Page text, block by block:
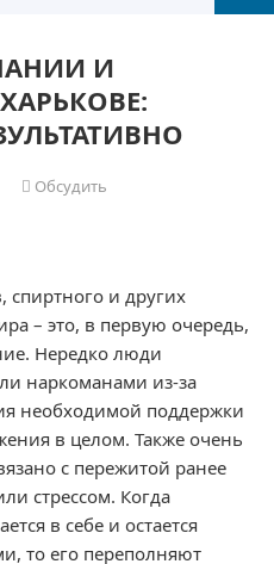
И
Обсудить
спиртного и других
– это, в первую очередь,
Нередко люди
наркоманами из-за
необходимой поддержки
в целом. Также очень
с пережитой ранее
стрессом. Когда
в себе и остается
то его переполняют